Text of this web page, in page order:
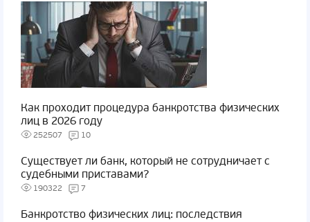
Как проходит процедура банкротства физических
лиц в 2026 году
252507 10
Существует ли банк, который не сотрудничает с
судебными приставами?
190322 7
Банкротство физических лиц: последствия